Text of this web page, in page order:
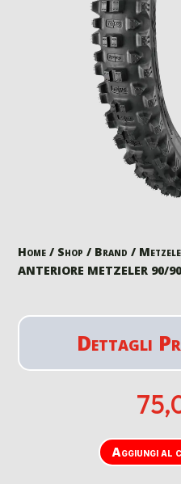
Home / Shop / Brand /
ANTERIORE METZELER 90/
Dettagli
Aggiungi al